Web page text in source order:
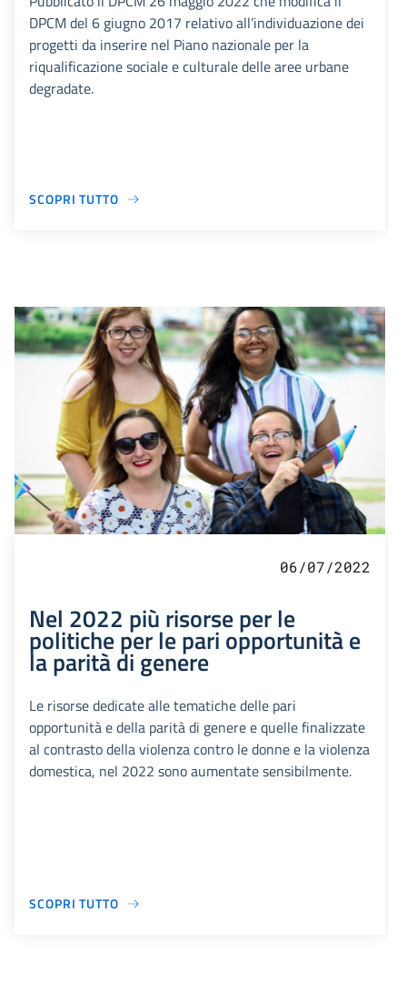
DPCM del 6 giugno 2017 relativo all’individuazione dei
progetti da inserire nel Piano nazionale per la
riqualificazione sociale e culturale delle aree urbane
degradate.
SCOPRI TUTTO
06/07/2022
Nel 2022 più risorse per le
politiche per le pari opportunità e
la parità di genere
Le risorse dedicate alle tematiche delle pari
opportunità e della parità di genere e quelle finalizzate
al contrasto della violenza contro le donne e la violenza
domestica, nel 2022 sono aumentate sensibilmente.
SCOPRI TUTTO